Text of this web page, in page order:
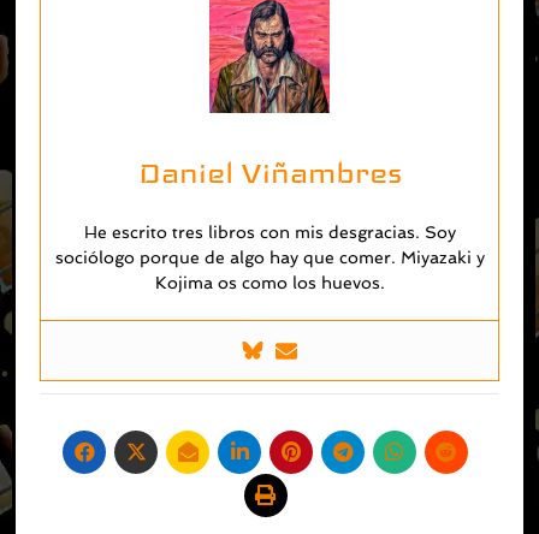
Daniel Viñambres
He escrito tres libros con mis desgracias. Soy
sociólogo porque de algo hay que comer. Miyazaki y
Kojima os como los huevos.